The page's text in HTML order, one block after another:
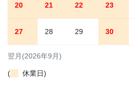
翌月(2026年9月)
20 21 22 23
27 28 29 30
( 休業日)